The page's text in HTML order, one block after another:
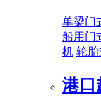
单梁门
船用门
机 轮
港口